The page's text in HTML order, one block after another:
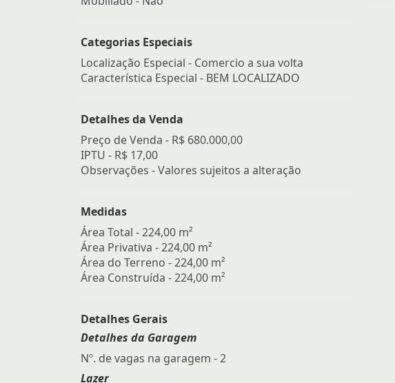
Categorias Especiais
Localização Especial - Comercio a sua volta
Característica Especial - BEM LOCALIZADO
Detalhes da Venda
Preço de Venda - R$ 680.000,00
IPTU - R$ 17,00
Observações - Valores sujeitos a alteração
Medidas
Área Total - 224,00 m²
Área Privativa - 224,00 m²
Área do Terreno - 224,00 m²
Área Construída - 224,00 m²
Detalhes Gerais
Detalhes da Garagem
Nº. de vagas na garagem - 2
Lazer